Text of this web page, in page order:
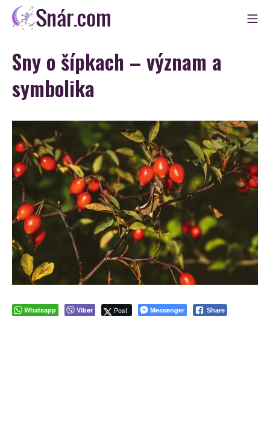
Skip
Snár
Sny o šípkach – význam a
symbolika
Whatsapp Viber Post Messenger Share